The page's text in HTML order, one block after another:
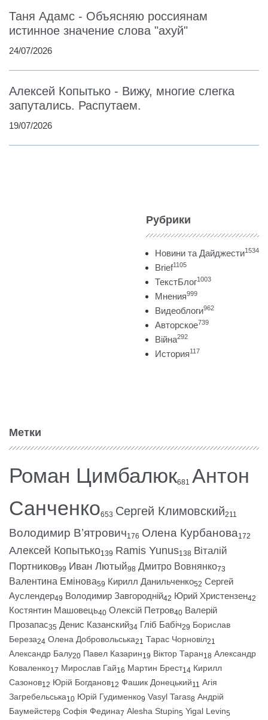
Таня Адамс - Объясняю россиянам
истинное значение слова "ахуй"
24/07/2026
Алексей Копытько - Вижу, многие слегка
запутались. Распутаем.
19/07/2026
Рубрики
Новини та Дайджести1534
Brief1105
ТекстБлог1003
Мнения999
Видеоблоги962
Авторское739
Війна292
История117
Метки
Роман Цимбалюк681 Антон
Санченко653 Сергей Климовский211
Володимир В’ятрович176 Олена Курбанова172
Алексей Копытько139 Ramis Yunus138 Віталій
Портников99 Иван Лютый98 Дмитро Вовнянко73
Валентина Емінова59 Кирилл Данильченко52 Сергей
Ауслендер49 Володимир Завгородній42 Юрий Христензен42
Костянтин Машовець40 Олексій Петров40 Валерій
Прозапас35 Денис Казанский34 Гліб Бабіч29 Борислав
Береза24 Олена Добровольська21 Тарас Чорновіл21
Александр Балу20 Павел Казарин19 Віктор Таран18 Александр
Коваленко17 Мирослав Гай16 Мартин Брест14 Кирилл
Сазонов12 Юрій Богданов12 Фашик Донецький11 Агія
Загребельська10 Юрій Гудименко9 Vasyl Taras8 Андрій
Баумейстер8 Софія Федина7 Alesha Stupin5 Yigal Levin5